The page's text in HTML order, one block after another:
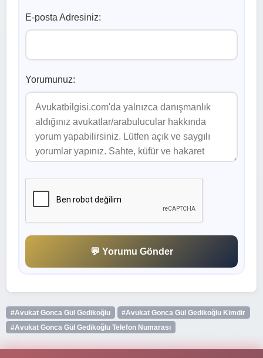
E-posta Adresiniz:
Yorumunuz:
💬 Yorumu Gönder
#Avukat Gonca Gül Gedikoğlu
#Avukat Gonca Gül Gedikoğlu Kimdir
#Avukat Gonca Gül Gedikoğlu Telefon Numarası